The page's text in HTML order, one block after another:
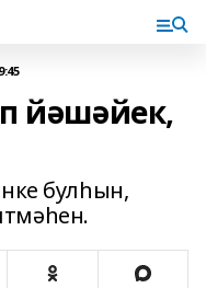
йәшәйек,
булһын,